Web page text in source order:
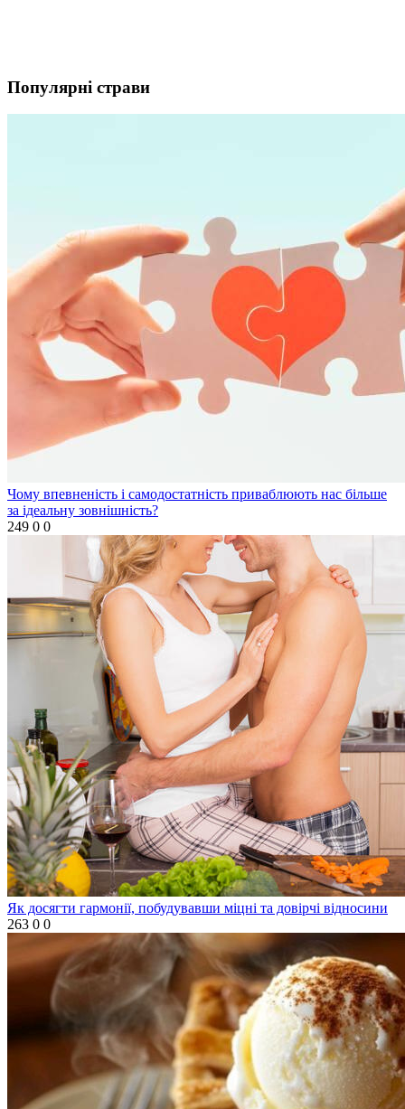
Популярні страви
Чому впевненість і самодостатність приваблюють нас більше
за ідеальну зовнішність?
249 0 0
Як досягти гармонії, побудувавши міцні та довірчі відносини
263 0 0